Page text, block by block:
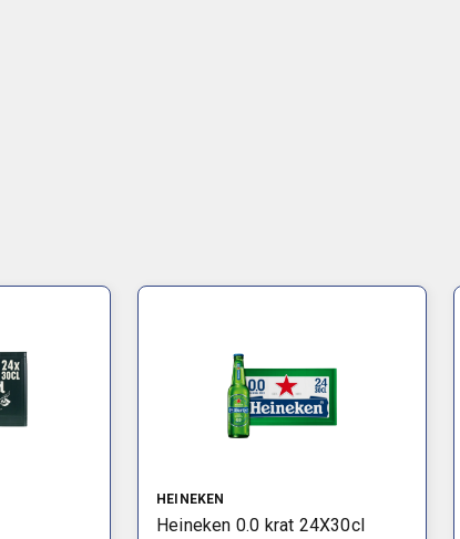
HEINEKEN
Heineken 0.0 krat 24X30cl